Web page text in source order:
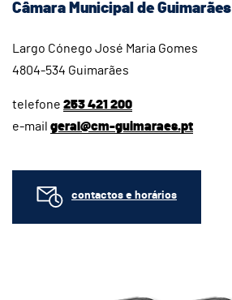
Câmara Municipal de Guimarães
Largo Cónego José Maria Gomes
4804-534 Guimarães
telefone 253 421 200
e-mail geral@cm-guimaraes.pt
contactos e horários